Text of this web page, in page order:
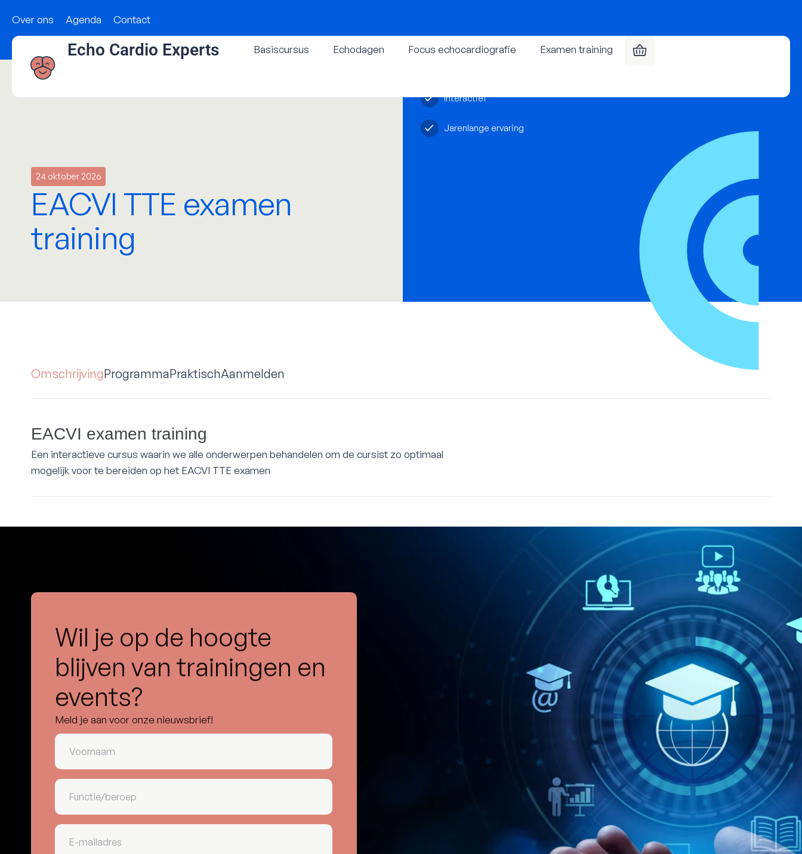
Over ons Agenda Contact
Echo Cardio Experts Basiscursus Echodagen Focus echocardiografie Examen training
24 oktober 2026
EACVI TTE examen
training
Interactief
Jarenlange ervaring
OmschrijvingProgrammaPraktischAanmelden
EACVI examen training
Een interactieve cursus waarin we alle onderwerpen behandelen om de cursist zo optimaal
mogelijk voor te bereiden op het EACVI TTE examen
Wil je op de hoogte
blijven van trainingen en
events?
Meld je aan voor onze nieuwsbrief!
Voornaam
(Vereist)
Functie/beroep
E-
mailadres